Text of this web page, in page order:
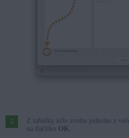
Z tabulky níže zvolte jednoho z
na tlačítko OK